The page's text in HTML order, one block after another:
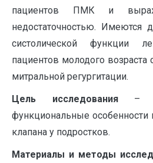
пациентов ПМК и
недостаточностью. Имеются
систолической функции
пациентов молодого
митральной регургитации.
Цель исследования –
функциональные особенности
клапана у подростков.
Материалы и методы